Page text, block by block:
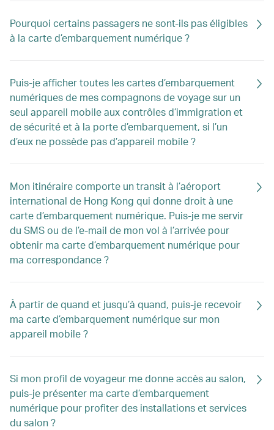
Pourquoi certains passagers ne sont-ils pas éligibles
à la carte d’embarquement numérique ?
Puis-je afficher toutes les cartes d’embarquement
numériques de mes compagnons de voyage sur un
seul appareil mobile aux contrôles d’immigration et
de sécurité et à la porte d’embarquement, si l’un
d’eux ne possède pas d’appareil mobile ?
Mon itinéraire comporte un transit à l’aéroport
international de Hong Kong qui donne droit à une
carte d’embarquement numérique. Puis-je me servir
du SMS ou de l’e-mail de mon vol à l’arrivée pour
obtenir ma carte d’embarquement numérique pour
ma correspondance ?
À partir de quand et jusqu’à quand, puis-je recevoir
ma carte d’embarquement numérique sur mon
appareil mobile ?
Si mon profil de voyageur me donne accès au salon,
puis-je présenter ma carte d’embarquement
numérique pour profiter des installations et services
du salon ?